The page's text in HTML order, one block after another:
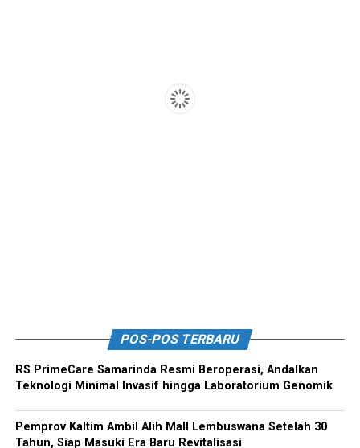
POS-POS TERBARU
RS PrimeCare Samarinda Resmi Beroperasi, Andalkan
Teknologi Minimal Invasif hingga Laboratorium Genomik
Pemprov Kaltim Ambil Alih Mall Lembuswana Setelah 30
Tahun, Siap Masuki Era Baru Revitalisasi